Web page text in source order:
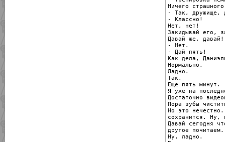
Ничего
- Так, дружище,
- Классно!
Нет, нет!
Закидывай его,
Давай же, давай!
- Нет.
- Дай пять!
Как дела,
Нормально.
Ладно.
Так.
Еще пять минут.
Я уже на
Достаточно
Пора зубы
Но это
сохранится. Ну,
Давай сегодня
другое почитаем.
Ну, ладно.